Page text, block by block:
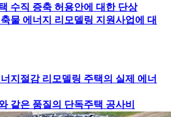
수직 증축 허용안에 대한 단상
물 에너지 리모델링 지원사업에 대
지절감 리모델링 주택의 실제 에너
같은 품질의 단독주택 공사비